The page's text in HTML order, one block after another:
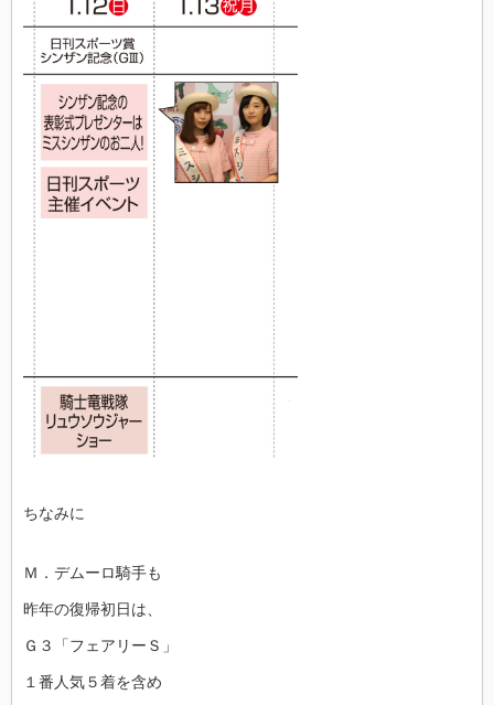
ちなみに
Ｍ．デムーロ騎手も
昨年の復帰初日は、
Ｇ３「フェアリーＳ」
１番人気５着を含め